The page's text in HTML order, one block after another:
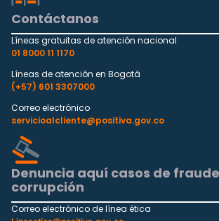
Contáctanos
Líneas gratuitas de atención nacional
01 8000 11 1170
Líneas de atención en Bogotá
(+57) 601 3307000
Correo electrónico
servicioalcliente@positiva.gov.co
Denuncia aquí casos de
corrupción
Correo electrónico de línea ética